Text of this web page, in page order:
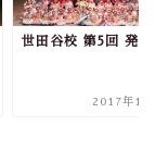
世田谷校 第5回 発表
2017年1